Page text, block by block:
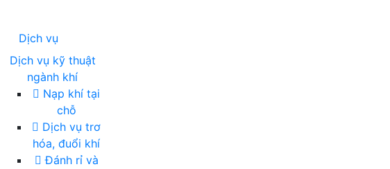
Dịch vụ
Dịch vụ kỹ thuật
ngành khí
Nạp khí tại
chỗ
Dịch vụ trơ
hóa, đuổi khí
Đánh rỉ và